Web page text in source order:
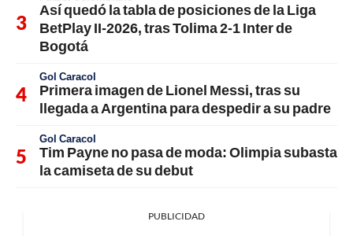
Así quedó la tabla de posiciones de la Liga
BetPlay II-2026, tras Tolima 2-1 Inter de
Bogotá
Gol Caracol
Primera imagen de Lionel Messi, tras su
llegada a Argentina para despedir a su padre
Gol Caracol
Tim Payne no pasa de moda: Olimpia subasta
la camiseta de su debut
PUBLICIDAD